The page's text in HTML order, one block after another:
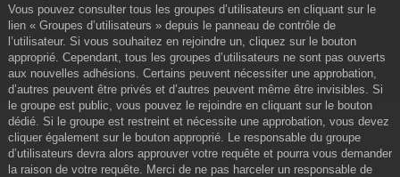
Vous pouvez consulter tous les groupes d’utilisateurs en cliquant sur le
lien « Groupes d’utilisateurs » depuis le panneau de contrôle de
l’utilisateur. Si vous souhaitez en rejoindre un, cliquez sur le bouton
approprié. Cependant, tous les groupes d’utilisateurs ne sont pas ouverts
aux nouvelles adhésions. Certains peuvent nécessiter une approbation,
d’autres peuvent être privés et d’autres peuvent même être invisibles. Si
le groupe est public, vous pouvez le rejoindre en cliquant sur le bouton
dédié. Si le groupe est restreint et nécessite une approbation, vous devez
cliquer également sur le bouton approprié. Le responsable du groupe
d’utilisateurs devra alors approuver votre requête et pourra vous demander
la raison de votre requête. Merci de ne pas harceler un responsable de